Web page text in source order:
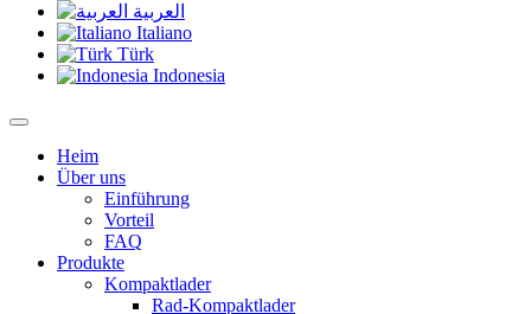
العربية
Italiano
Türk
Indonesia
Heim
Über uns
Einführung
Vorteil
FAQ
Produkte
Kompaktlader
Rad-Kompaktlader